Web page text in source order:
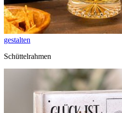
gestalten
Schüttelrahmen